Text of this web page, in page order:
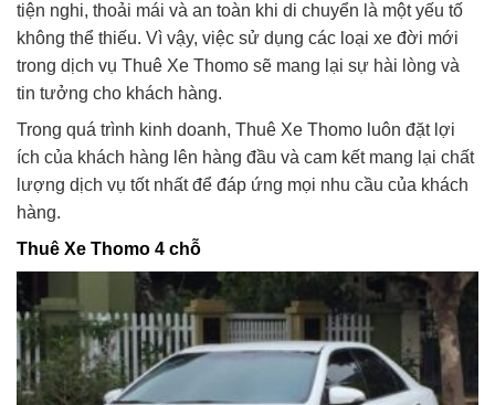
tiện nghi, thoải mái và an toàn khi di chuyển là một yếu tố
không thể thiếu. Vì vậy, việc sử dụng các loại xe đời mới
trong dịch vụ Thuê Xe Thomo sẽ mang lại sự hài lòng và
tin tưởng cho khách hàng.
Trong quá trình kinh doanh, Thuê Xe Thomo luôn đặt lợi
ích của khách hàng lên hàng đầu và cam kết mang lại chất
lượng dịch vụ tốt nhất để đáp ứng mọi nhu cầu của khách
hàng.
Thuê Xe Thomo 4 chỗ